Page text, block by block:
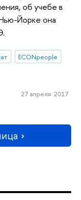
об учебе в
Йорке она
ECONpeople
27 апреля 2017